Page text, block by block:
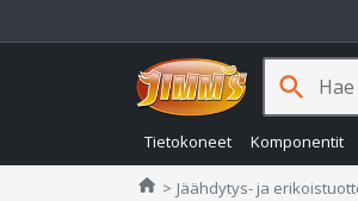
Tietokoneet Komponentit
search
home Jimms.fi
Jäähdytys- ja